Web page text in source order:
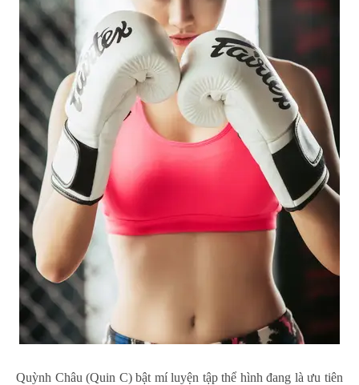
Quỳnh Châu (Quin C) bật mí luyện tập thể hình đang là ưu tiên